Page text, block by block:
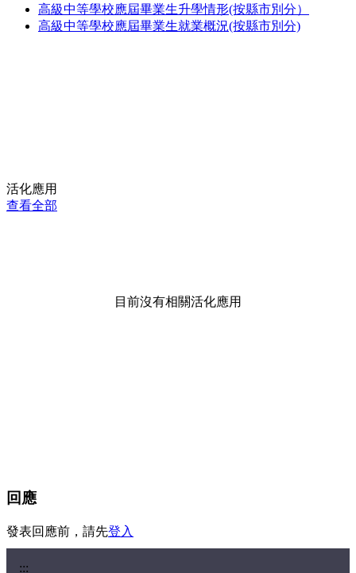
高級中等學校應屆畢業生升學情形(按縣市別分）
高級中等學校應屆畢業生就業概況(按縣市別分)
活化應用
查看全部
目前沒有相關活化應用
回應
發表回應前，請先登入
:::